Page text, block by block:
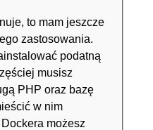
to mam jeszcze
zastosowania.
podatną
musisz
PHP oraz bazę
w nim
możesz